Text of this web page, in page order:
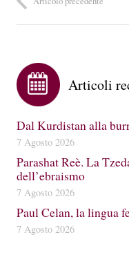
Articoli
Dal Kurdistan alla
7 Agosto 2026
Parashat Reè. La
dell’ebraismo
7 Agosto 2026
Paul Celan, la lingua
7 Agosto 2026